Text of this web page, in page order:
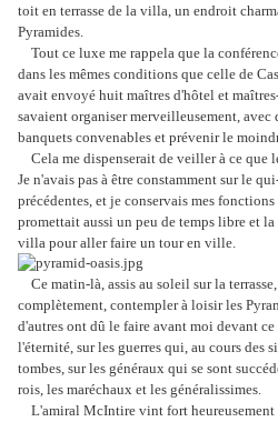
toit en terrasse de la villa, un endroit
Pyramides.
Tout ce luxe me rappela que la
dans les mêmes conditions que celle de
avait envoyé huit maîtres d'hôtel et
savaient organiser merveilleusement, avec
banquets convenables et prévenir le
Cela me dispenserait de veiller à ce que
Je n'avais pas à être constamment sur le
précédentes, et je conservais mes
promettait aussi un peu de temps libre et
villa pour aller faire un tour en ville.
Ce matin-là, assis au soleil sur la
complètement, contempler à loisir les
d'autres ont dû le faire avant moi devant
l'éternité, sur les guerres qui, au cours des
tombes, sur les généraux qui se sont
rois, les maréchaux et les généralissimes.
L'amiral McIntire vint fort heureusement